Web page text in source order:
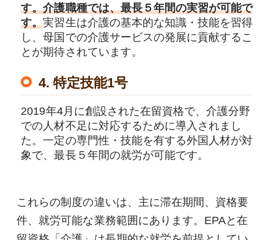
す。介護職種では、最長５年間の実習が可能で
す。実習生は介護の基本的な知識・技能を習得
し、母国での介護サービスの発展に貢献するこ
とが期待されています。
4. 特定技能1号
2019年4月に創設された在留資格で、介護分野
での人材不足に対応するために導入されまし
た。一定の専門性・技能を有する外国人材が対
象で、最長５年間の就労が可能です。
これらの制度の違いは、主に滞在期間、資格要
件、就労可能な業務範囲にあります。EPAと在